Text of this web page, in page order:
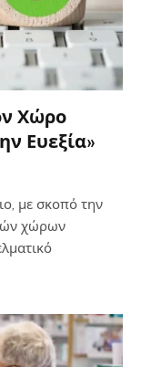
Χώρο
Ευεξία»
με σκοπό την
χώρων